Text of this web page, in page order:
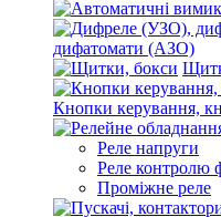
дифатомати (АЗО)
Кнопки керування,
Реле напруги
Реле контролю
Проміжне реле